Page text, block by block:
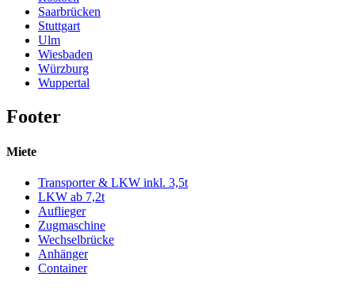
Saarbrücken
Stuttgart
Ulm
Wiesbaden
Würzburg
Wuppertal
Footer
Miete
Transporter & LKW inkl. 3,5t
LKW ab 7,2t
Auflieger
Zugmaschine
Wechselbrücke
Anhänger
Container